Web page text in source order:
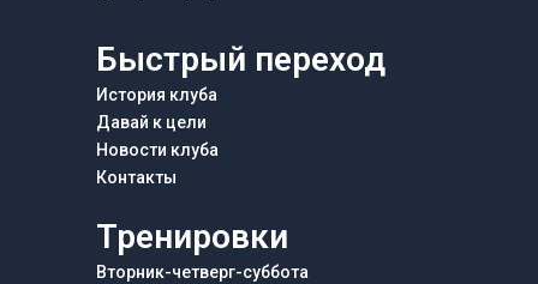
Быстрый переход
История клуба
Давай к цели
Новости клуба
Контакты
Тренировки
Вторник-четверг-суббота